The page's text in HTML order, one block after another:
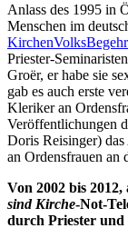
Anlass des 1995 in
Menschen im
Priester-
Groër, er habe sie
gab es auch erste
Kleriker an
Veröffentlichungen
Doris Reisinger)
an Ordensfrauen an
Von 2002 bis
sind Kirche-Not-
durch Priester und